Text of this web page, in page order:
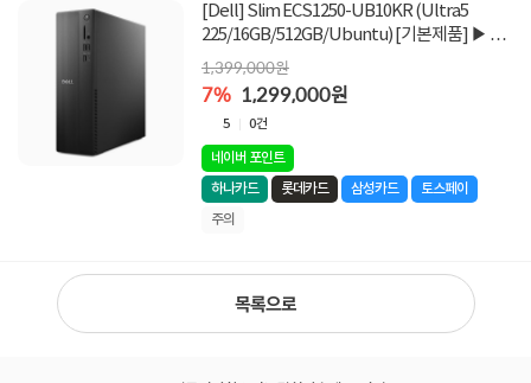
[Dell] Slim ECS1250-UB10KR (Ultra5
225/16GB/512GB/Ubuntu) [기본제품] ▶ 한
정 수량 특가 1,299,000원 ◀
1,399,000원
7% 1,299,000원
5 0건
네이버 포인트
하나카드
롯데카드 삼성카드
토스페이
주의
목록으로